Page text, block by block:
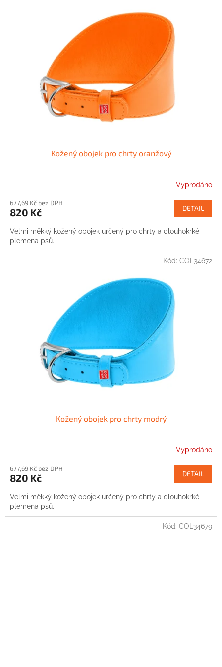
Kožený obojek pro chrty oranžový
Vyprodáno
677,69 Kč bez DPH
820 Kč DETAIL
Velmi měkký kožený obojek určený pro chrty a dlouhokrké
plemena psů.
Kožený obojek pro chrty modrý
Vyprodáno
677,69 Kč bez DPH
820 Kč DETAIL
Velmi měkký kožený obojek určený pro chrty a dlouhokrké
plemena psů.
Kód: COL34672
Kód: COL34679